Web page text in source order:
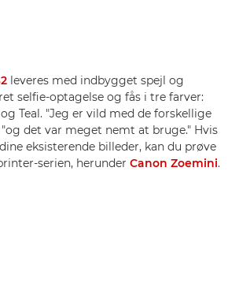
leveres med indbygget spejl og
selfie-optagelse og fås i tre farver:
Teal. "Jeg er vild med de forskellige
"og det var meget nemt at bruge." Hvis
eksisterende billeder, kan du prøve
serien, herunder Canon Zoemini.